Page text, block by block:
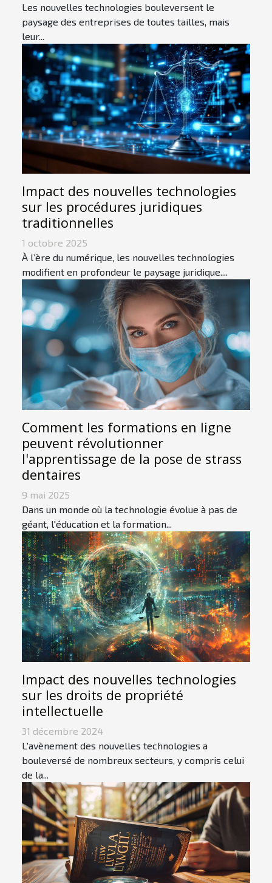
Les nouvelles technologies bouleversent le
paysage des entreprises de toutes tailles, mais
leur...
Impact des nouvelles technologies
sur les procédures juridiques
traditionnelles
1 octobre 2025
À l’ère du numérique, les nouvelles technologies
modifient en profondeur le paysage juridique....
Comment les formations en ligne
peuvent révolutionner
l'apprentissage de la pose de strass
dentaires
9 mai 2025
Dans un monde où la technologie évolue à pas de
géant, l'éducation et la formation...
Impact des nouvelles technologies
sur les droits de propriété
intellectuelle
31 décembre 2024
L'avènement des nouvelles technologies a
bouleversé de nombreux secteurs, y compris celui
de la...